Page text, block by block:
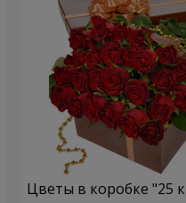
Цветы в коробке "25